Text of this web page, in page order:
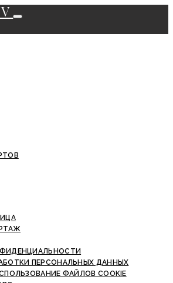
ПЕРСОНАЛЬНЫХ ДАННЫХ
ФАЙЛОВ COOKIE